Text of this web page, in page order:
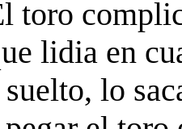
toro
lidia en
lo